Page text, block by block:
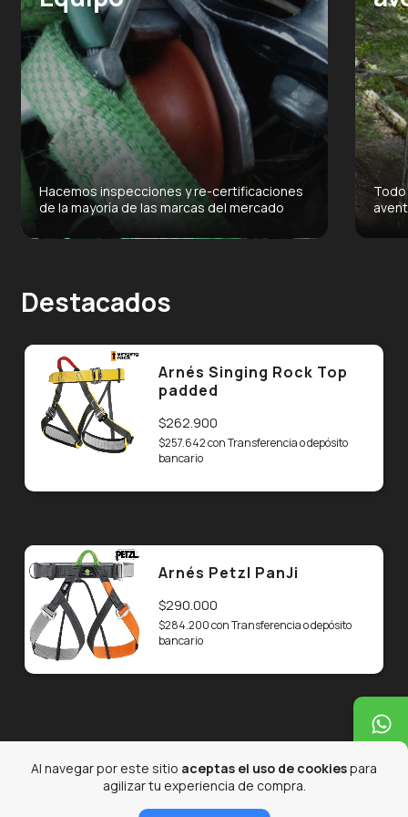
Al navegar por este sitio aceptas el uso de cookiespara
agilizar tu experiencia de compra.
Hacemos inspecciones y re-certificaciones
de la mayoría de las marcas del mercado
Destacados
Arnés Singing Rock Top
padded
$262.900
$257.642conTransferencia o depósito
bancario
Arnés Petzl PanJi
$290.000
$284.200conTransferencia o depósito
bancario
Madera DHS SR-A
$50.000